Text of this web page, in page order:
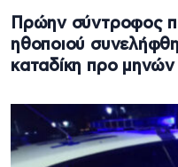
Πρώην σύντροφος
ηθοποιού
καταδίκη προ μηνών